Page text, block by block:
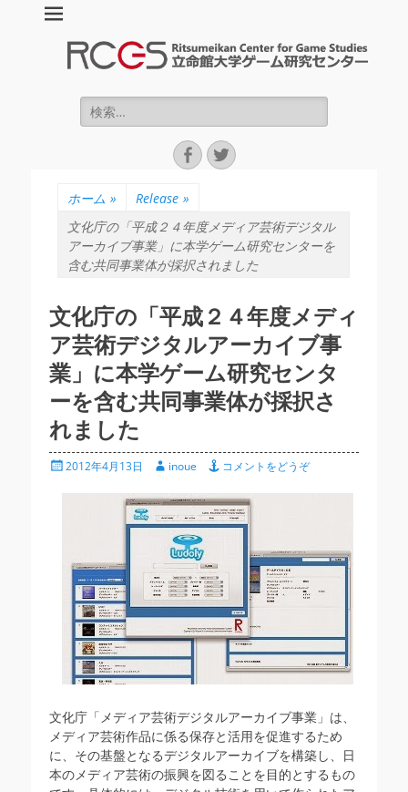
立命館大学ゲーム
Ritsumeikan
Center for Game
検
索:
Facebook
Twitter
ホーム » Release »
文化庁の「平成２４年度メディア芸術デジタル
アーカイブ事業」に本学ゲーム研究センターを
含む共同事業体が採択されました
文化庁の「平成２４年度メディ
ア芸術デジタルアーカイブ事
業」に本学ゲーム研究センタ
ーを含む共同事業体が採択さ
れました
投 2012年4月13日
投
者
inoue コメントをどうぞ
文化庁「メディア芸術デジタルアーカイブ事業」は、
メディア芸術作品に係る保存と活用を促進するため
に、その基盤となるデジタルアーカイブを構築し、日
本のメディア芸術の振興を図ることを目的とするもの